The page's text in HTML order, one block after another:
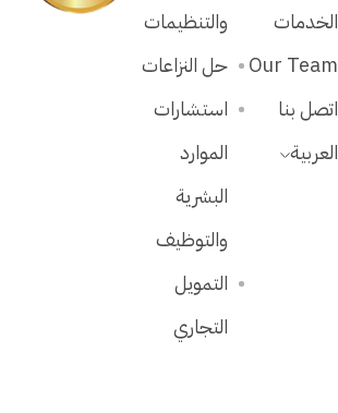
الخدمات
Our Team
اتصل بنا
العربية
والتنظيمات
حل النزاعات
استشارات
الموارد
البشرية
والتوظيف
التمويل
التجاري